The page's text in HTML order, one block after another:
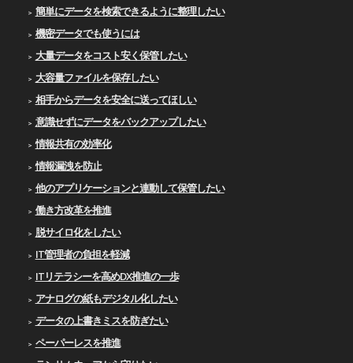
簡単にデータを検索できるように整理したい
機密データでも使うには
大量データをコスト安く保管したい
大容量ファイルを保存したい
相手からデータを安全に送ってほしい
意識せずにデータをバックアップしたい
情報共有の効率化
情報漏洩を防止
他のアプリケーションと連動して保管したい
働き方改革を推進
脱サイロ化をしたい
IT管理者の負担を軽減
ITリテラシーを高めDX推進の一歩
アナログの紙もデジタル化したい
データの上書きミスを防ぎたい
ペーパーレスを推進